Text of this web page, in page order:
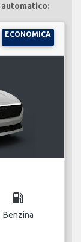
ECONOMICA
local_gas_station
Benzina